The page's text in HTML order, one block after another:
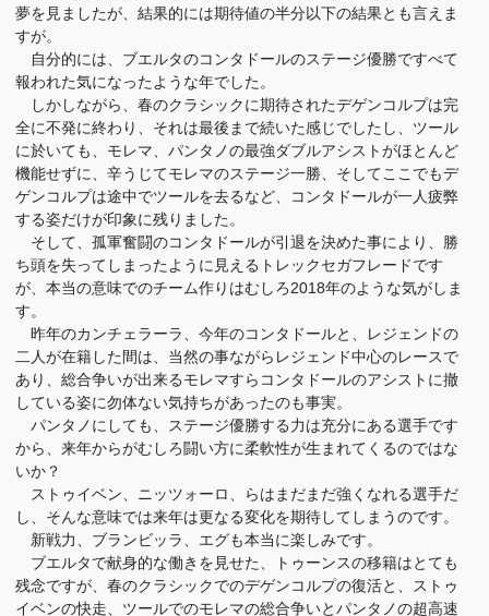
夢を見ましたが、結果的には期待値の半分以下の結果とも言えま
すが。
自分的には、ブエルタのコンタドールのステージ優勝ですべて
報われた気になったような年でした。
しかしながら、春のクラシックに期待されたデゲンコルプは完
全に不発に終わり、それは最後まで続いた感じでしたし、ツール
に於いても、モレマ、パンタノの最強ダブルアシストがほとんど
機能せずに、辛うじてモレマのステージ一勝、そしてここでもデ
ゲンコルプは途中でツールを去るなど、コンタドールが一人疲弊
する姿だけが印象に残りました。
そして、孤軍奮闘のコンタドールが引退を決めた事により、勝
ち頭を失ってしまったように見えるトレックセガフレードです
が、本当の意味でのチーム作りはむしろ2018年のような気がしま
す。
昨年のカンチェラーラ、今年のコンタドールと、レジェンドの
二人が在籍した間は、当然の事ながらレジェンド中心のレースで
あり、総合争いが出来るモレマすらコンタドールのアシストに撤
している姿に勿体ない気持ちがあったのも事実。
パンタノにしても、ステージ優勝する力は充分にある選手です
から、来年からがむしろ闘い方に柔軟性が生まれてくるのではな
いか？
ストゥイベン、ニッツォーロ、らはまだまだ強くなれる選手だ
し、そんな意味では来年は更なる変化を期待してしまうのです。
新戦力、ブランビッラ、エグも本当に楽しみです。
ブエルタで献身的な働きを見せた、トゥーンスの移籍はとても
残念ですが、春のクラシックでのデゲンコルプの復活と、ストゥ
イベンの快走、ツールでのモレマの総合争いとパンタノの超高速